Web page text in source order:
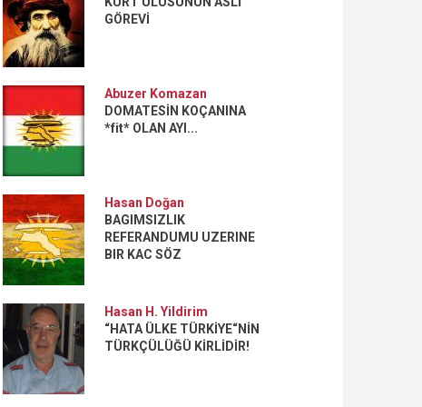
GÖREVİ
Abuzer Komazan
DOMATESİN KOÇANINA
*fit* OLAN AYI...
Hasan Doğan
BAGIMSIZLIK
REFERANDUMU UZERINE
BIR KAC SÖZ
Hasan H. Yildirim
“HATA ÜLKE TÜRKİYE“NİN
TÜRKÇÜLÜĞÜ KİRLİDİR!